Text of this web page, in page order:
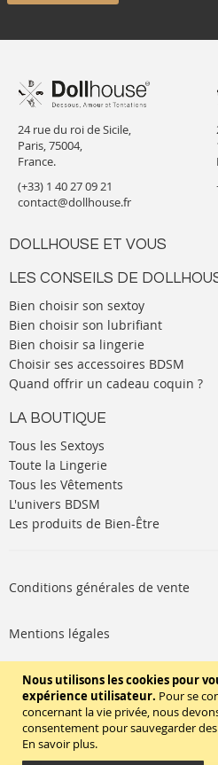
Nous utilisons les cookies pour
expérience utilisateur. Pour se
concernant la vie privée, nous
consentement pour sauvegarder
En savoir plus.
24 rue du roi de Sicile,
Paris, 75004,
France.
(+33) 1 40 27 09 21
contact@dollhouse.fr
DOLLHOUSE ET VOUS
LES CONSEILS DE
Bien choisir son sextoy
Bien choisir son lubrifiant
Bien choisir sa lingerie
Choisir ses accessoires BDSM
Quand offrir un cadeau coquin ?
LA BOUTIQUE
Tous les Sextoys
Toute la Lingerie
Tous les Vêtements
L'univers BDSM
Les produits de Bien-Être
Conditions générales de vente
Mentions légales
Politique de cookies
SUIVEZ-